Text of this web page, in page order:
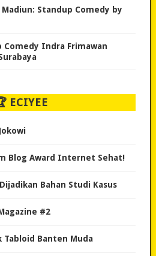
Madiun: Standup Comedy by
Comedy Indra Frimawan
ECIYEE
Blog Award Internet Sehat!
Bahan Studi Kasus
#2
Tabloid Banten Muda